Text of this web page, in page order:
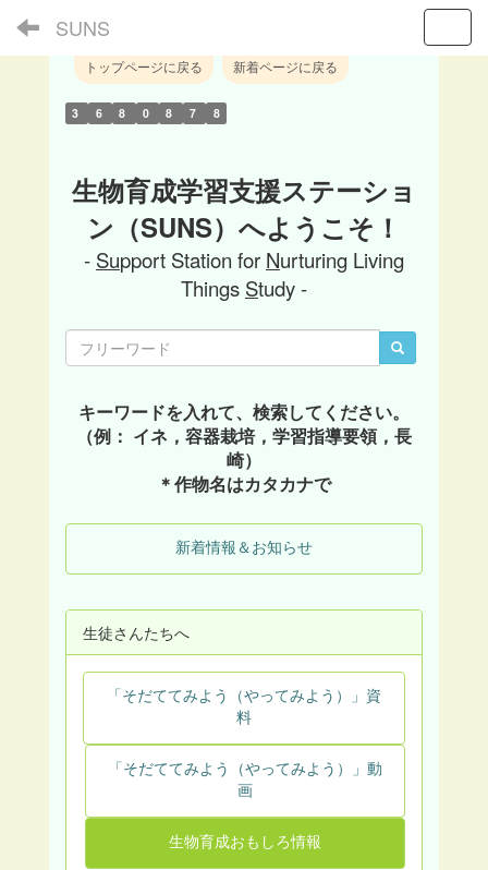
SUNS
トップページに戻る 新着ページに戻る
3 6 8 0 8 7 8
生物育成学習支援ステーショ
ン（SUNS）へようこそ！
- Support Station for Nurturing Living
Things Study -
キーワードを入れて、検索してください。
（例： イネ，容器栽培，学習指導要領，長
崎）
＊作物名はカタカナで
新着情報＆お知らせ
生徒さんたちへ
「そだててみよう（やってみよう）」資
料
「そだててみよう（やってみよう）」動
画
生物育成おもしろ情報